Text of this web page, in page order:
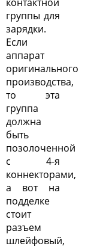
контактной
группы для
зарядки.
Если
аппарат
оригинального
производства,
то эта
группа
должна
быть
позолоченной
с 4-я
коннекторами,
а вот на
подделке
стоит
разъем
шлейфовый,